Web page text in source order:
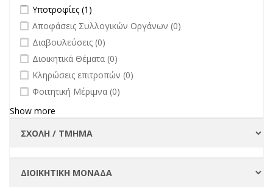
Apply Υποτροφίες filter
Υποτροφίες (1)
undefined
Αποφάσεις Συλλογικών Οργάνων (0)
undefined
Διαβουλεύσεις (0)
undefined
Διοικητικά Θέματα (0)
undefined
Κληρώσεις επιτροπών (0)
undefined
Φοιτητική Μέριμνα (0)
Show more